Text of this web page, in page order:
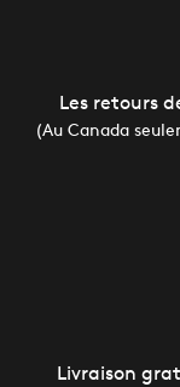
Les retours
(Au Canada
Livraison